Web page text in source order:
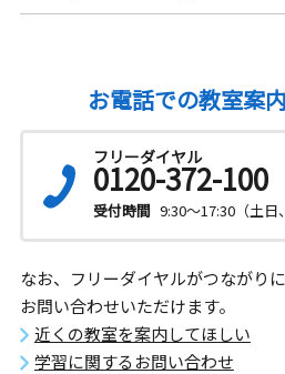
お電話での教室案内
フリーダイヤル
0120-372-100
受付時間 9:30～17:30（土日
なお、フリーダイヤルがつながり
お問い合わせいただけます。
近くの教室を案内してほしい
学習に関するお問い合わせ